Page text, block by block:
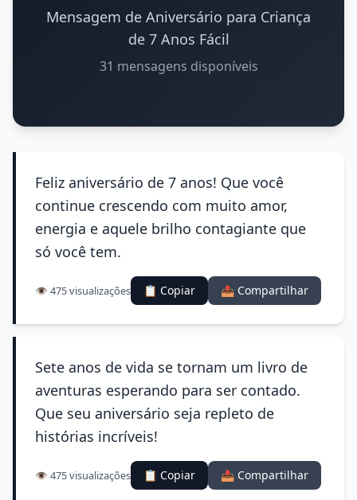
Mensagem de Aniversário para Criança
de 7 Anos Fácil
31 mensagens disponíveis
Feliz aniversário de 7 anos! Que você
continue crescendo com muito amor,
energia e aquele brilho contagiante que
só você tem.
👁️ 475 visualizações 📋 Copiar 📤 Compartilhar
Sete anos de vida se tornam um livro de
aventuras esperando para ser contado.
Que seu aniversário seja repleto de
histórias incríveis!
👁️ 475 visualizações 📋 Copiar 📤 Compartilhar